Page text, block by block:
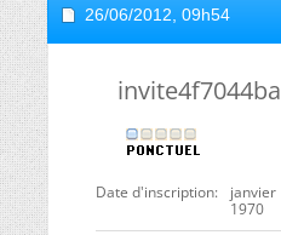
26/06/2012, 09h54
invite4f7044ba
Date d'inscription
janvier
1970